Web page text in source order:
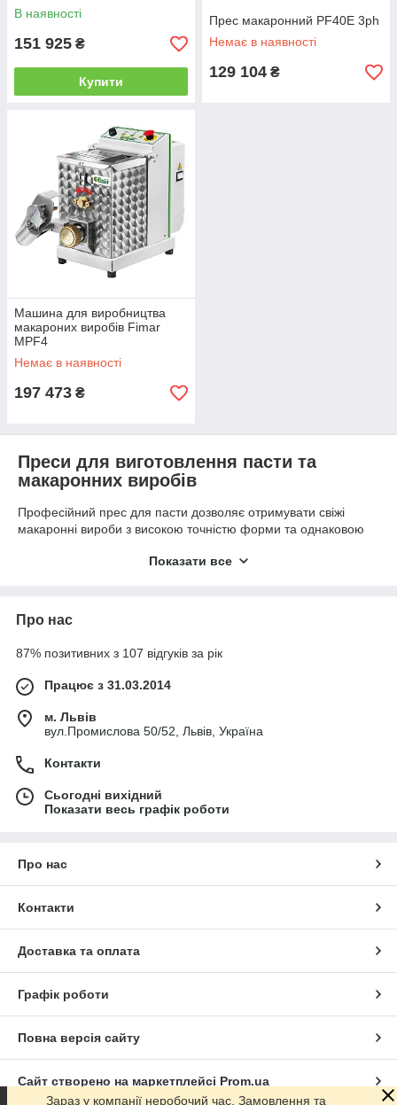
В наявності
151 925 ₴
Купити
Прес макаронний PF40E 3ph
Немає в наявності
129 104 ₴
Машина для виробництва
макароних виробів Fimar
MPF4
Немає в наявності
197 473 ₴
Преси для виготовлення пасти та
макаронних виробів
Професійний прес для пасти дозволяє отримувати свіжі
макаронні вироби з високою точністю форми та однаковою
через матриці, що дає можливість виготовляти спагеті, пенне,
продукції, підвищити ефективність виробництва та
забезпечити стабільну якість готових виробів.
⚙ ОСНОВНІ ВАРІАНТИ
У категорії представлені:
преси для виготовлення пасти;
макаронні преси з екструдером;
обладнання для свіжої пасти;
настільні преси для ресторанів;
виробів.
продукції та обсягів виробництва.
⚡ ДЕ ВИКОРИСТОВУЮТЬСЯ
паста-бари;
кафе;
кулінарні виробництва;
фабрики-кухні;
харчові цехи;
Показати все
Про нас
87% позитивних з 107 відгуків за рік
Працює з 31.03.2014
м. Львів
вул.Промислова 50/52, Львів, Україна
Контакти
Сьогодні вихідний
Показати весь графік роботи
Про нас
Контакти
Доставка та оплата
Графік роботи
Повна версія сайту
Сайт створено на маркетплейсі Prom.ua
Зараз у компанії неробочий час. Замовлення та